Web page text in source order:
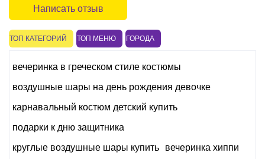
Написать отзыв
ТОП КАТЕГОРИЙ ТОП МЕНЮ ГОРОДА
вечеринка в греческом стиле костюмы
воздушные шары на день рождения девочке
карнавальный костюм детский купить
подарки к дню защитника
круглые воздушные шары купить
вечеринка хиппи